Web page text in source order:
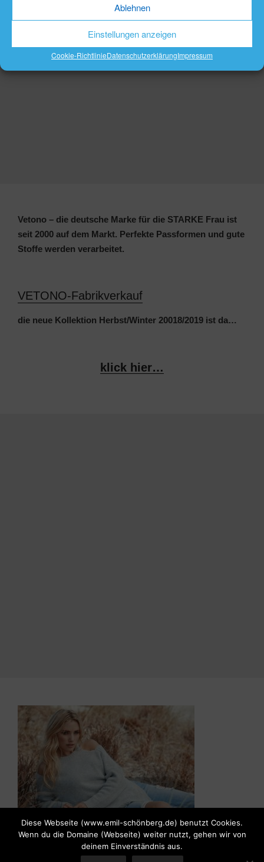
Ablehnen
Einstellungen anzeigen
Cookie-RichtlinieDatenschutzerklärungImpressum
Vetono – die deutsche Marke für die STARKE Frau ist
seit 2000 auf dem Markt. Perfekte Passformen und gute
Stoffe werden verarbeitet.
VETONO-Fabrikverkauf
die neue Kollektion Herbst/Winter 20018/2019 ist da…
klick hier…
Vetono outlet kaufen
Diese Webseite (www.emil-schönberg.de) benutzt Cookies.
Wenn du die Domaine (Webseite) weiter nutzt, gehen wir von
deinem Einverständnis aus.